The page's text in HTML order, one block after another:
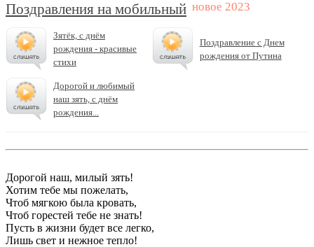
Поздравления на мобильный
Зятёк, с днём
рождения - красивые
стихи
Поздравление с Днем
рождения от Путина
Дорогой и любимый
наш зять, с днём
рождения...
Дорогой наш, милый зять!
Хотим тебе мы пожелать,
Чтоб мягкою была кровать,
Чтоб горестей тебе не знать!
Пусть в жизни будет все легко,
Лишь свет и нежное тепло!